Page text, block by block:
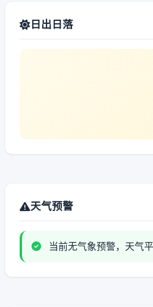
日出日落
天气预警
当前无气象预警，天气